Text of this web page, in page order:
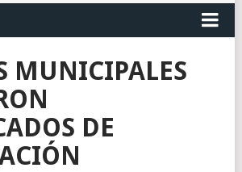
MUNICIPALES
DE